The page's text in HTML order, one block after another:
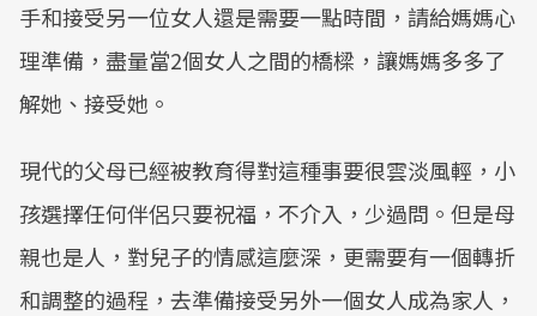
手和接受另一位女人還是需要一點時間，請給媽媽心
理準備，盡量當2個女人之間的橋樑，讓媽媽多多了
解她、接受她。
現代的父母已經被教育得對這種事要很雲淡風輕，小
孩選擇任何伴侶只要祝福，不介入，少過問。但是母
親也是人，對兒子的情感這麼深，更需要有一個轉折
和調整的過程，去準備接受另外一個女人成為家人，